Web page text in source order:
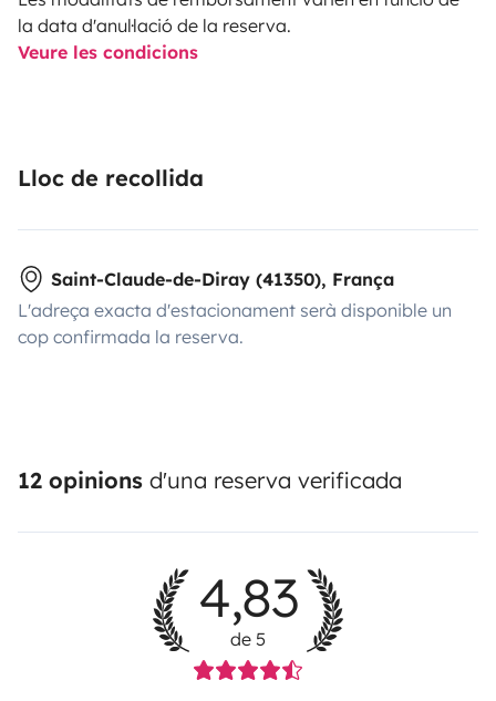
la data d'anul·lació de la reserva.
Veure les condicions
Lloc de recollida
Saint-Claude-de-Diray (41350), França
L'adreça exacta d'estacionament serà disponible un
cop confirmada la reserva.
12 opinions d'una reserva verificada
4,83
de 5